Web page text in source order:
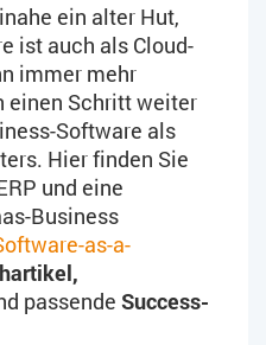
ein alter Hut,
ist auch als Cloud-
immer mehr
einen Schritt weiter
Software als
Hier finden Sie
und eine
Business
as-a-
passende Success-